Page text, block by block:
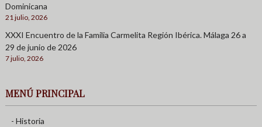
Dominicana
21 julio, 2026
XXXI Encuentro de la Familia Carmelita Región Ibérica. Málaga 26 a
29 de junio de 2026
7 julio, 2026
MENÚ PRINCIPAL
- Historia